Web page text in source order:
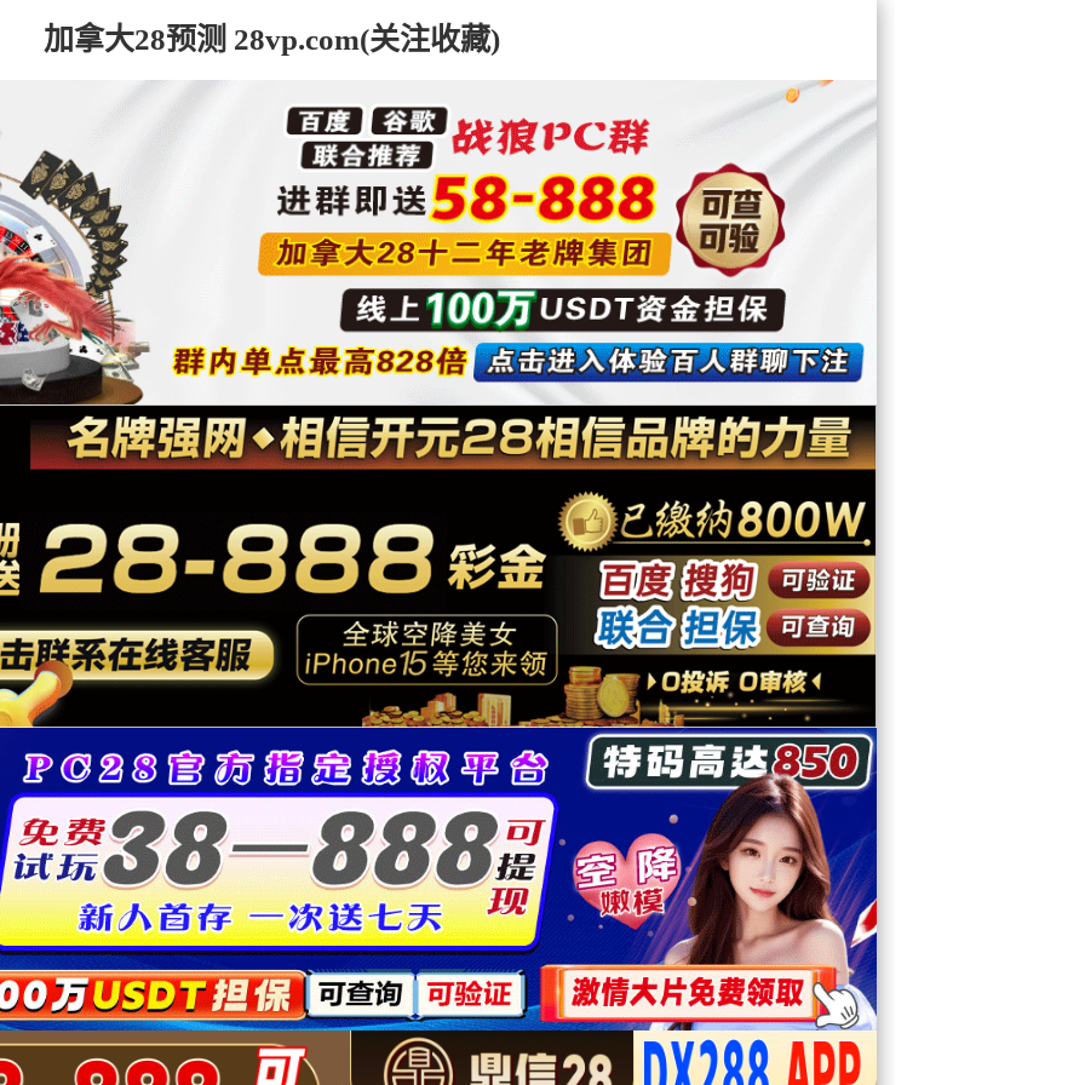
加拿大28预测 28vp.com(关注收藏)